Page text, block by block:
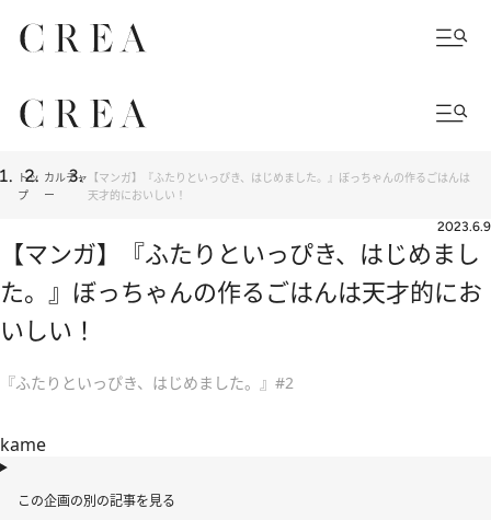
トッ
プ
カルチャ
ー
【マンガ】『ふたりといっぴき、はじめました。』ぼっちゃんの作るごはんは
天才的においしい！
2023.6.9
【マンガ】『ふたりといっぴき、はじめまし
た。』ぼっちゃんの作るごはんは天才的にお
いしい！
『ふたりといっぴき、はじめました。』#2
kame
この企画の別の記事を見る